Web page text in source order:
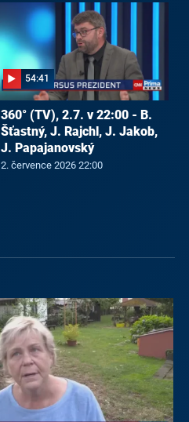
54:41
360° (TV), 2.7. v 22:00 - B.
Šťastný, J. Rajchl, J. Jakob,
J. Papajanovský
2. července 2026 22:00